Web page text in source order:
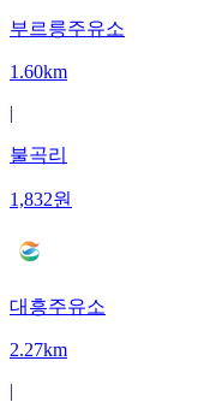
부르릉주유소
1.60km
|
불곡리
1,832원
대흥주유소
2.27km
|